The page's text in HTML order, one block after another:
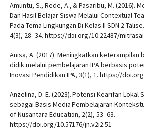
Amuntu, S., Rede, A., & Pasaribu, M. (2016).
Dan Hasil Belajar Siswa Melalui Contextual
Pada Tema Lingkungan Di Kelas II SDN 2
4(3), 28–34. https://doi.org/10.22487/
Anisa, A. (2017). Meningkatkan
didik melalui pembelajaran IPA berbasis
Inovasi Pendidikan IPA, 3(1), 1. https://
Anzelina, D. E. (2023). Potensi Kearifan Lokal
sebagai Basis Media Pembelajaran
of Nusantara Education, 2(2), 53–63.
https://doi.org/10.57176/jn.v2i2.51